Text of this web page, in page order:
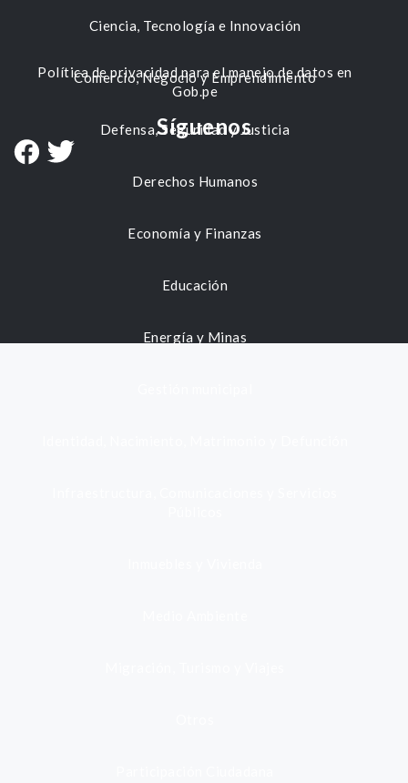
Ciencia, Tecnología e Innovación
Comercio, Negocio y Emprendimiento
Defensa, Seguridad y Justicia
Derechos Humanos
Economía y Finanzas
Educación
Energía y Minas
Política de privacidad para el manejo de datos en
Gob.pe
Síguenos